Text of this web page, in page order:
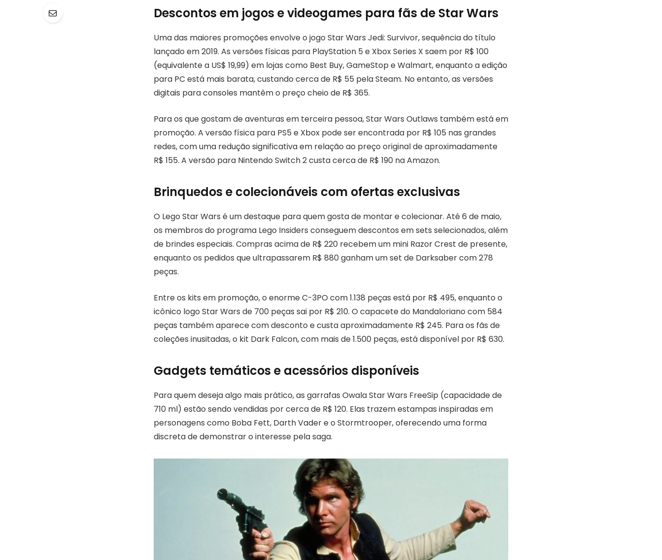
Descontos em jogos e videogames para fãs de Star Wars
Uma das maiores promoções envolve o jogo Star Wars Jedi: Survivor, sequência do título
lançado em 2019. As versões físicas para PlayStation 5 e Xbox Series X saem por R$ 100
(equivalente a US$ 19,99) em lojas como Best Buy, GameStop e Walmart, enquanto a edição
para PC está mais barata, custando cerca de R$ 55 pela Steam. No entanto, as versões
digitais para consoles mantêm o preço cheio de R$ 365.
Para os que gostam de aventuras em terceira pessoa, Star Wars Outlaws também está em
promoção. A versão física para PS5 e Xbox pode ser encontrada por R$ 105 nas grandes
redes, com uma redução significativa em relação ao preço original de aproximadamente
R$ 155. A versão para Nintendo Switch 2 custa cerca de R$ 190 na Amazon.
Brinquedos e colecionáveis com ofertas exclusivas
O Lego Star Wars é um destaque para quem gosta de montar e colecionar. Até 6 de maio,
os membros do programa Lego Insiders conseguem descontos em sets selecionados, além
de brindes especiais. Compras acima de R$ 220 recebem um mini Razor Crest de presente,
enquanto os pedidos que ultrapassarem R$ 880 ganham um set de Darksaber com 278
peças.
Entre os kits em promoção, o enorme C-3PO com 1.138 peças está por R$ 495, enquanto o
icônico logo Star Wars de 700 peças sai por R$ 210. O capacete do Mandaloriano com 584
peças também aparece com desconto e custa aproximadamente R$ 245. Para os fãs de
coleções inusitadas, o kit Dark Falcon, com mais de 1.500 peças, está disponível por R$ 630.
Gadgets temáticos e acessórios disponíveis
Para quem deseja algo mais prático, as garrafas Owala Star Wars FreeSip (capacidade de
710 ml) estão sendo vendidas por cerca de R$ 120. Elas trazem estampas inspiradas em
personagens como Boba Fett, Darth Vader e o Stormtrooper, oferecendo uma forma
discreta de demonstrar o interesse pela saga.